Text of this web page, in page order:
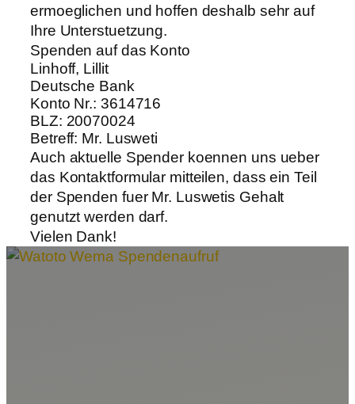
ermoeglichen und hoffen deshalb sehr auf
Ihre Unterstuetzung.
Spenden auf das Konto
Linhoff, Lillit
Deutsche Bank
Konto Nr.: 3614716
BLZ: 20070024
Betreff: Mr. Lusweti
Auch aktuelle Spender koennen uns ueber
das Kontaktformular mitteilen, dass ein Teil
der Spenden fuer Mr. Luswetis Gehalt
genutzt werden darf.
Vielen Dank!